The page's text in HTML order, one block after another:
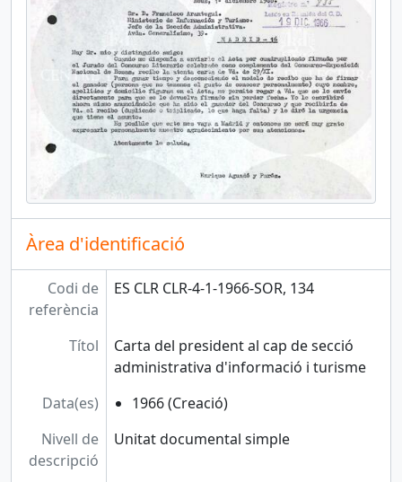
més 1...
Àrea d'identificació
Codi de
referència
ES CLR CLR-4-1-1966-SOR, 134
Títol
Carta del president al cap de secció
administrativa d'informació i turisme
Data(es)
1966 (Creació)
Nivell de
descripció
Unitat documental simple